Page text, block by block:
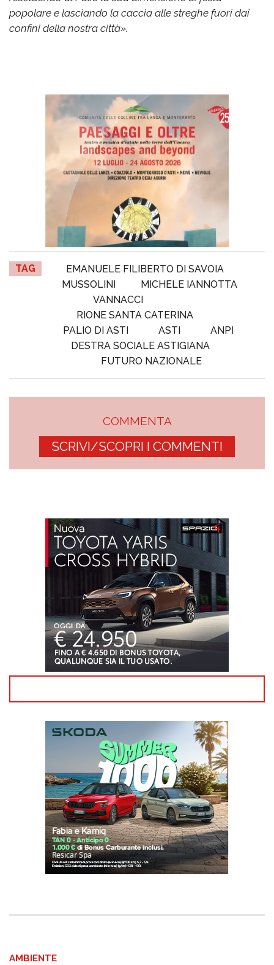
popolare e lasciando la caccia alle streghe fuori dai
confini della nostra città».
TAG
EMANUELE FILIBERTO DI SAVOIA
MUSSOLINI
MICHELE IANNOTTA
VANNACCI
RIONE SANTA CATERINA
PALIO DI ASTI
ASTI
ANPI
DESTRA SOCIALE ASTIGIANA
FUTURO NAZIONALE
COMMENTA
SCRIVI/SCOPRI I COMMENTI
AMBIENTE